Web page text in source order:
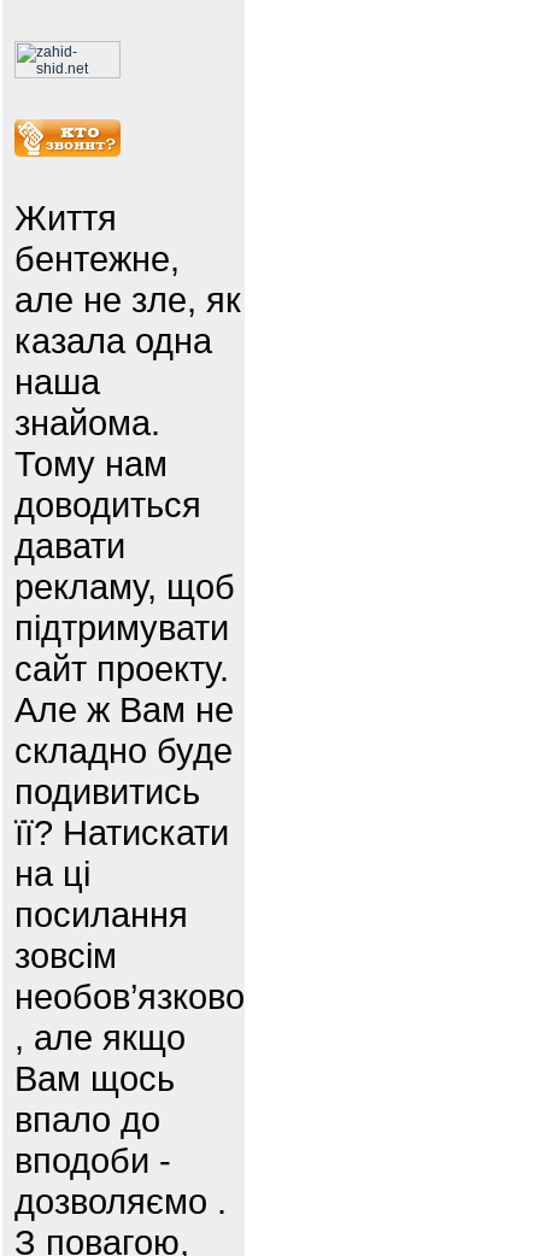
Життя
бентежне,
але не зле, як
казала одна
наша
знайома.
Тому нам
доводиться
давати
рекламу, щоб
підтримувати
сайт проекту.
Але ж Вам не
складно буде
подивитись
її? Натискати
на ці
посилання
зовсім
необов’язково
, але якщо
Вам щось
впало до
вподоби -
дозволяємо .
З повагою,